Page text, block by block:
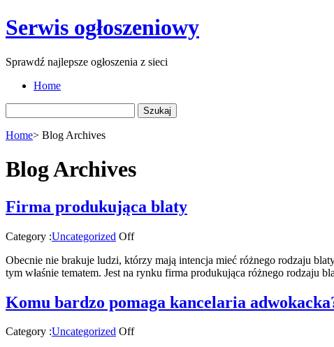
Serwis ogłoszeniowy
Sprawdź najlepsze ogłoszenia z sieci
Home
Home> Blog Archives
Blog Archives
Firma produkująca blaty
Category :Uncategorized Off
Obecnie nie brakuje ludzi, którzy mają intencja mieć różnego rodzaju
tym właśnie tematem. Jest na rynku firma produkująca różnego rodzaju
Komu bardzo pomaga kancelaria
Category :Uncategorized Off